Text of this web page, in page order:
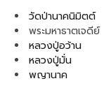
วัดป่านาคนิมิตต์
พระมหาธาตเจดีย์
หลวงปู่อว้าน
หลวงปู่มั่น
พญานาค